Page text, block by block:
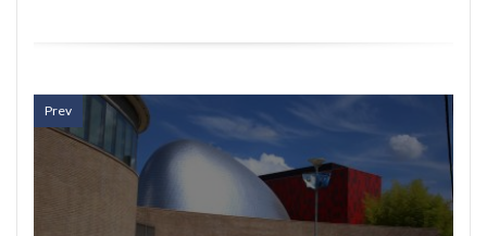
Prev